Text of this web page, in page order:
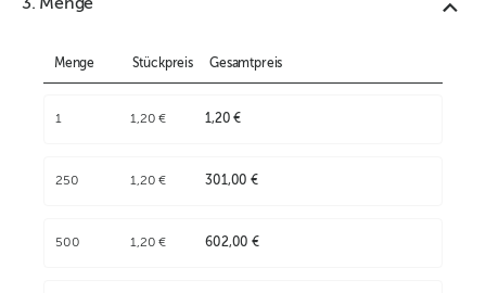
3. Menge
Menge Stückpreis Gesamtpreis
1 1,20 € 1,20 €
250 1,20 € 301,00 €
500 1,20 € 602,00 €